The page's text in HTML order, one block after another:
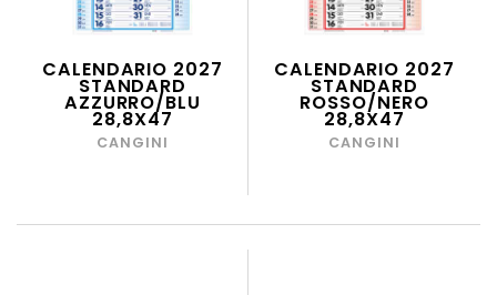
CALENDARIO 2027
STANDARD
AZZURRO/BLU
28,8X47
CANGINI
CALENDARIO 2027
STANDARD
ROSSO/NERO
28,8X47
CANGINI